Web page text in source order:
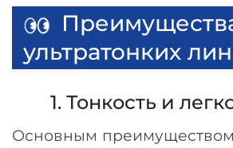
ультратонких
1. Тонкость и
Основным преимуществом